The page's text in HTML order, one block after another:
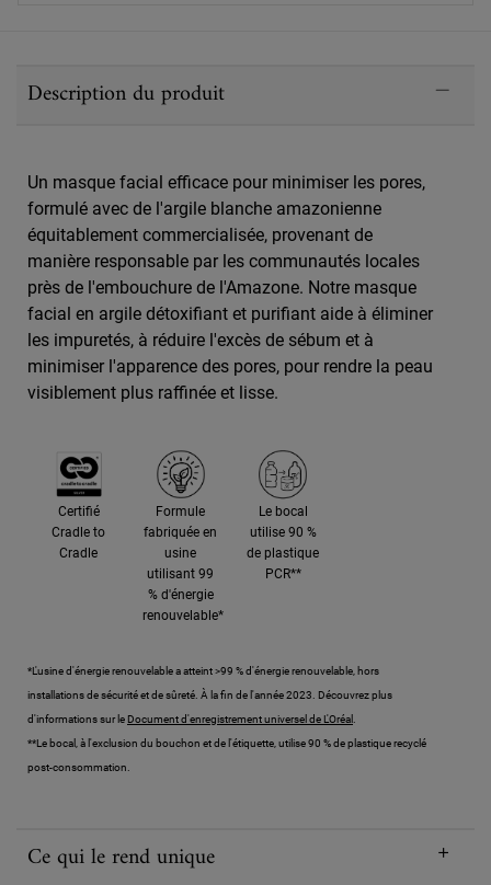
Description du produit
Un masque facial efficace pour minimiser les pores,
formulé avec de l'argile blanche amazonienne
équitablement commercialisée, provenant de
manière responsable par les communautés locales
près de l'embouchure de l'Amazone. Notre masque
facial en argile détoxifiant et purifiant aide à éliminer
les impuretés, à réduire l'excès de sébum et à
minimiser l'apparence des pores, pour rendre la peau
visiblement plus raffinée et lisse.
Certifié
Cradle to
Cradle
Formule
fabriquée en
usine
utilisant 99
% d'énergie
renouvelable*
Le bocal
utilise 90 %
de plastique
PCR**
*L'usine d'énergie renouvelable a atteint >99 % d'énergie renouvelable, hors
installations de sécurité et de sûreté. À la fin de l'année 2023. Découvrez plus
d'informations sur le Document d'enregistrement universel de L'Oréal
**Le bocal, à l'exclusion du bouchon et de l'étiquette, utilise 90 % de plastique recyclé
post-consommation.
Ce qui le rend unique